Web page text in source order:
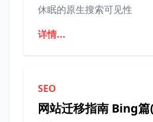
休眠的原生搜索可见性
详情...
SEO
网站迁移指南 Bing篇